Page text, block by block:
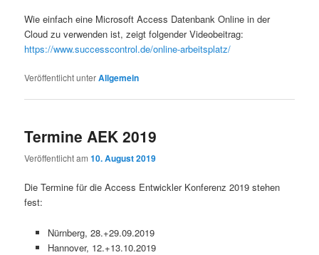
Wie einfach eine Microsoft Access Datenbank Online in der
Cloud zu verwenden ist, zeigt folgender Videobeitrag:
https://www.successcontrol.de/online-arbeitsplatz/
Veröffentlicht unterAllgemein
Termine AEK 2019
Veröffentlicht am10. August 2019
Die Termine für die Access Entwickler Konferenz 2019 stehen
fest:
Nürnberg, 28.+29.09.2019
Hannover, 12.+13.10.2019